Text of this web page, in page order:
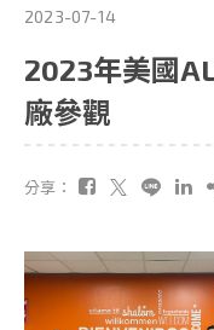
2023-07-14
2023年美國
廠參觀
分享：